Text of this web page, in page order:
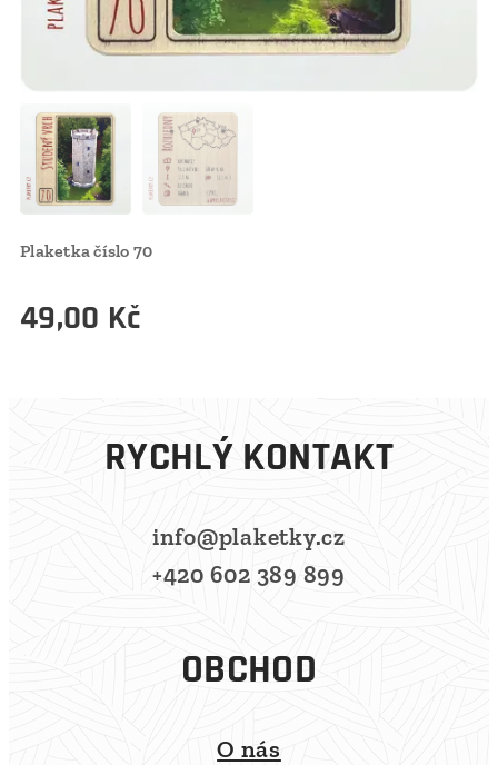
Plaketka číslo 70
49,00 Kč
RYCHLÝ KONTAKT
info@plaketky.cz
+420 602 389 899
OBCHOD
O nás